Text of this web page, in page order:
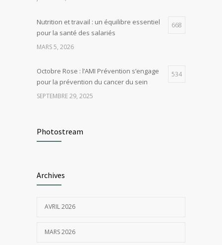
Nutrition et travail : un équilibre essentiel
pour la santé des salariés
668
MARS 5, 2026
Octobre Rose : l’AMI Prévention s’engage
pour la prévention du cancer du sein
534
SEPTEMBRE 29, 2025
et bonnes pratiques pour préserver sa
santé
Santé au travail en novembre : Un mois
NOVEMBRE 4, 2025
Photostream
Archives
AVRIL 2026
MARS 2026